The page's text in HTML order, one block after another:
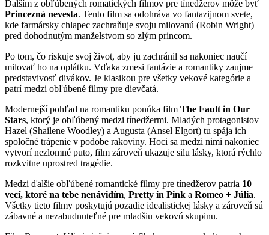
Ďalším z obľúbených romatických filmov pre tínedžerov môže byť
Princezná nevesta. Tento film sa odohráva vo fantazijnom svete,
kde farmársky chlapec zachraňuje svoju milovanú (Robin Wright)
pred dohodnutým manželstvom so zlým princom.
Po tom, čo riskuje svoj život, aby ju zachránil sa nakoniec naučí
milovať ho na oplátku. Vďaka zmesi fantázie a romantiky zaujme
predstavivosť divákov. Je klasikou pre všetky vekové kategórie a
patrí medzi obľúbené filmy pre dievčatá.
Modernejší pohľad na romantiku ponúka film The Fault in Our
Stars, ktorý je obľúbený medzi tínedžermi. Mladých protagonistov
Hazel (Shailene Woodley) a Augusta (Ansel Elgort) tu spája ich
spoločné trápenie v podobe rakoviny. Hoci sa medzi nimi nakoniec
vytvorí nezlomné puto, film zároveň ukazuje silu lásky, ktorá rýchlo
rozkvitne uprostred tragédie.
Medzi ďalšie obľúbené romantické filmy pre tínedžerov patria 10
vecí, ktoré na tebe nenávidím, Pretty in Pink a Romeo + Júlia.
Všetky tieto filmy poskytujú pozadie idealistickej lásky a zároveň sú
zábavné a nezabudnuteľné pre mladšiu vekovú skupinu.